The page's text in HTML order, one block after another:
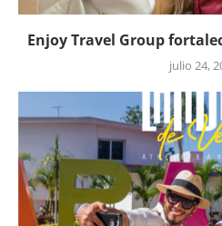
Enjoy Travel Group
julio 24,